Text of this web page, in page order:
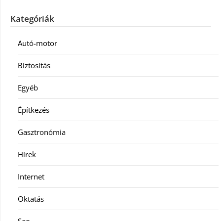
Kategóriák
Autó-motor
Biztosítás
Egyéb
Építkezés
Gasztronómia
Hírek
Internet
Oktatás